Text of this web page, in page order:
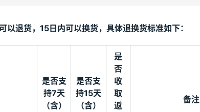
退货，15日内可以换货，具体退换货标准如下：
是否支
持7天
（含）
是否支
持15天
（含）
是
否
收
取
返
备注